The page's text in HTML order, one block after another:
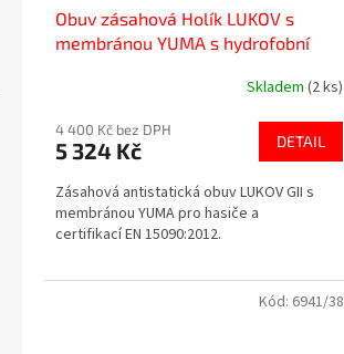
Obuv zásahová Holík LUKOV s
membránou YUMA s hydrofobní
Skladem (2 ks)
4 400 Kč bez DPH
5 324 Kč DETAIL
Zásahová antistatická obuv LUKOV GII s
membránou YUMA pro hasiče a
certifikací EN 15090:2012.
Kód: 6941/38